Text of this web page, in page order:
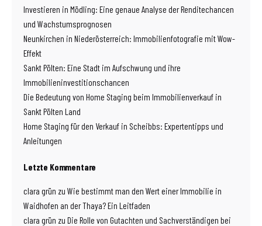
Investieren in Mödling: Eine genaue Analyse der Renditechancen
und Wachstumsprognosen
Neunkirchen in Niederösterreich: Immobilienfotografie mit Wow-
Effekt
Sankt Pölten: Eine Stadt im Aufschwung und ihre
Immobilieninvestitionschancen
Die Bedeutung von Home Staging beim Immobilienverkauf in
Sankt Pölten Land
Home Staging für den Verkauf in Scheibbs: Expertentipps und
Anleitungen
Letzte Kommentare
clara grün zu Wie bestimmt man den Wert einer Immobilie in
Waidhofen an der Thaya? Ein Leitfaden
clara grün zu Die Rolle von Gutachten und Sachverständigen bei